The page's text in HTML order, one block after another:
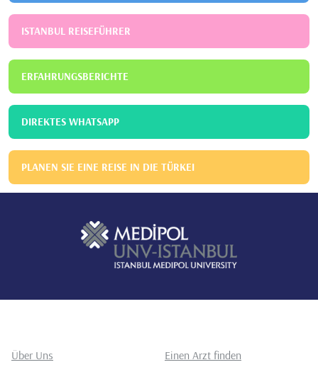
•ISTANBUL REISEFÜHRER
ERFAHRUNGSBERICHTE
DIREKTES WHATSAPP
PLANEN SIE EINE REISE IN DIE TÜRKEI
Über Uns
Einen Arzt finden